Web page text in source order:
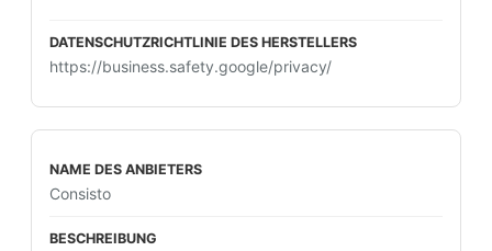
https://business.safety.google/privacy/
Consisto